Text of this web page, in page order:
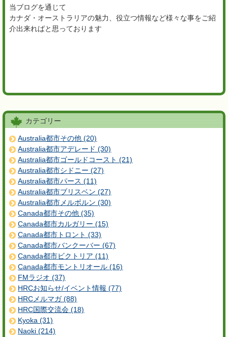
当ブログを通じて
カナダ・オーストラリアの魅力、役立つ情報など様々な事をご紹
介出来ればと思っております
カテゴリー
Australia都市その他 (20)
Australia都市アデレード (30)
Australia都市ゴールドコースト (21)
Australia都市シドニー (27)
Australia都市パース (11)
Australia都市ブリスベン (27)
Australia都市メルボルン (30)
Canada都市その他 (35)
Canada都市カルガリー (15)
Canada都市トロント (33)
Canada都市バンクーバー (67)
Canada都市ビクトリア (11)
Canada都市モントリオール (16)
FMラジオ (37)
HRCお知らせ/イベント情報 (77)
HRCメルマガ (88)
HRC国際交流会 (18)
Kyoka (31)
Naoki (214)